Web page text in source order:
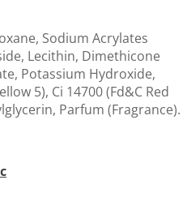
Sodium Acrylates
Lecithin, Dimethicone
Potassium Hydroxide,
5), Ci 14700 (Fd&C Red
Parfum (Fragrance).